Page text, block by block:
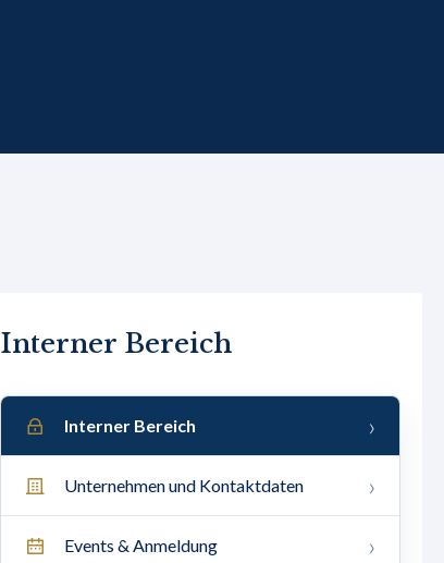
Interner Bereich
Interner Bereich
Unternehmen und Kontaktdaten
Events & Anmeldung